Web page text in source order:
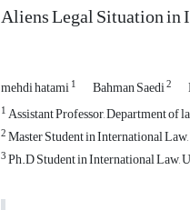
Aliens Legal Situation in
mehdi hatami1 Bahman Saedi2
1Assistant Professor, Department of
2Master Student in International
3Ph.D Student in International Law,